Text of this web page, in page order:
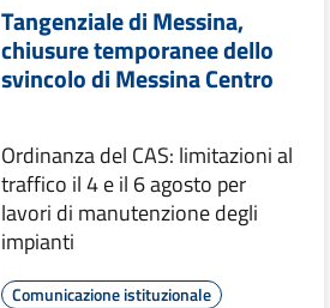
Tangenziale di Messina,
chiusure temporanee dello
svincolo di Messina Centro
Ordinanza del CAS: limitazioni al
traffico il 4 e il 6 agosto per
lavori di manutenzione degli
impianti
Comunicazione istituzionale